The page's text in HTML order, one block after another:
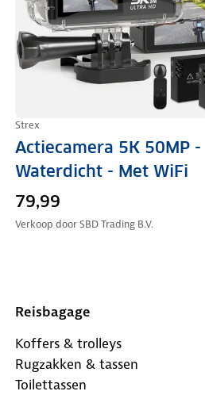
Strex
Actiecamera 5K 50MP -
Waterdicht - Met WiFi
79,99
Verkoop doorSBD Trading B.V.
Reisbagage
Koffers & trolleys
Rugzakken & tassen
Toilettassen